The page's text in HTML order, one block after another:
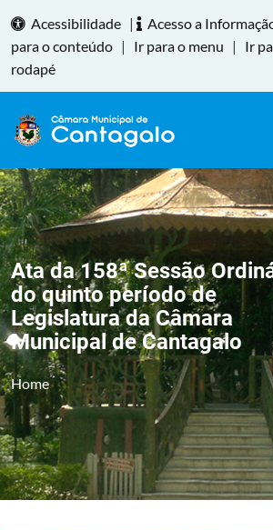
Acessibilidade | Acesso a
para o conteúdo | Ir para o menu |
Ir
rodapé
Ata da 158ª Sessão
do quinto período de
Legislatura da Câmara
Municipal de Cantagalo
Home